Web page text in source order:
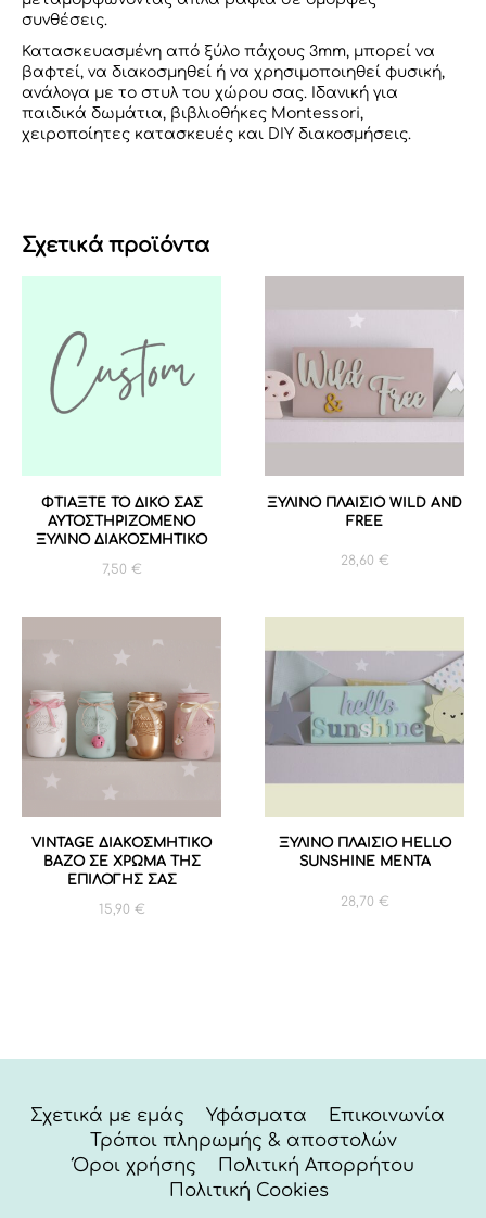
συνθέσεις.
Κατασκευασμένη από ξύλο πάχους 3mm, μπορεί να
βαφτεί, να διακοσμηθεί ή να χρησιμοποιηθεί φυσική,
ανάλογα με το στυλ του χώρου σας. Ιδανική για
παιδικά δωμάτια, βιβλιοθήκες Montessori,
χειροποίητες κατασκευές και DIY διακοσμήσεις.
Σχετικά προϊόντα
ΦΤΙΑΞΤΕ ΤΟ ΔΙΚΟ ΣΑΣ
ΑΥΤΟΣΤΗΡΙΖΟΜΕΝΟ
ΞΥΛΙΝΟ ΔΙΑΚΟΣΜΗΤΙΚΟ
7,50 €
ΞΥΛΙΝΟ ΠΛΑΙΣΙΟ WILD AND
FREE
28,60 €
VINTAGE ΔΙΑΚΟΣΜΗΤΙΚΟ
ΒΑΖO ΣΕ ΧΡΩΜΑ ΤΗΣ
ΕΠΙΛΟΓΗΣ ΣΑΣ
15,90 €
ΞΥΛΙΝΟ ΠΛΑΙΣΙΟ HELLO
SUNSHINE ΜΕΝΤΑ
28,70 €
Σχετικά με εμάς Υφάσματα
Επικοινωνία
Τρόποι πληρωμής & αποστολών
Όροι χρήσης
Πολιτική Απορρήτου
Πολιτική Cookies